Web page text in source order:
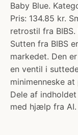
Baby Blue.
Pris: 134.85 kr.
retrostil fra
Sutten fra BIBS
markedet. Den
en ventil i
minimenneske
Dele af
med hjælp fra AI.